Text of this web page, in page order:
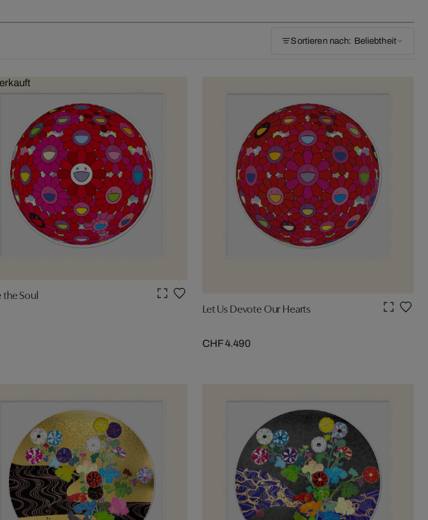
Sortieren nach: Beliebtheit
the Soul
Let Us Devote Our Hearts
CHF 4.490